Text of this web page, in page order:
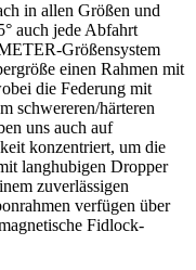
in allen Größen und
auch jede Abfahrt
Größensystem
einen Rahmen mit
die Federung mit
schwereren/härteren
uns auch auf
konzentriert, um die
langhubigen Dropper
zuverlässigen
verfügen über
Fidlock-